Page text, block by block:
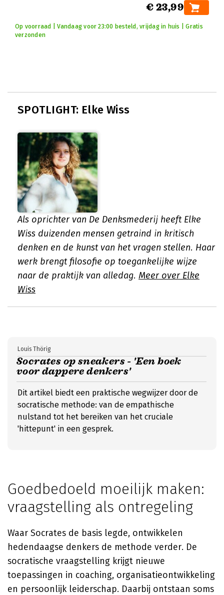
€ 23,99
Op voorraad | Vandaag voor 23:00 besteld, vrijdag in huis | Gratis
verzonden
SPOTLIGHT: Elke Wiss
Als oprichter van De Denksmederij heeft Elke
Wiss duizenden mensen getraind in kritisch
denken en de kunst van het vragen stellen. Haar
werk brengt filosofie op toegankelijke wijze
naar de praktijk van alledag. Meer over Elke
Wiss
Socrates op sneakers - 'Een boek
voor dappere denkers'
Louis Thörig
Dit artikel biedt een praktische wegwijzer door de
socratische methode: van de empathische
nulstand tot het bereiken van het cruciale
'hittepunt' in een gesprek.
Goedbedoeld moeilijk maken:
vraagstelling als ontregeling
Waar Socrates de basis legde, ontwikkelen
hedendaagse denkers de methode verder. De
socratische vraagstelling krijgt nieuwe
toepassingen in coaching, organisatieontwikkeling
en persoonlijk leiderschap. Daarbij ontstaan soms